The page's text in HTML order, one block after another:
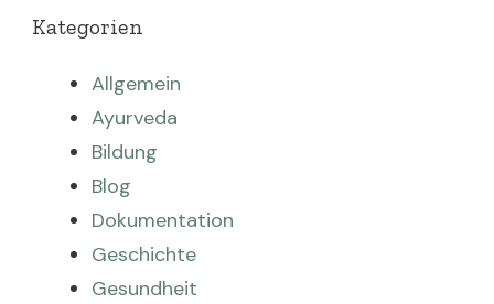
Kategorien
Allgemein
Ayurveda
Bildung
Blog
Dokumentation
Geschichte
Gesundheit